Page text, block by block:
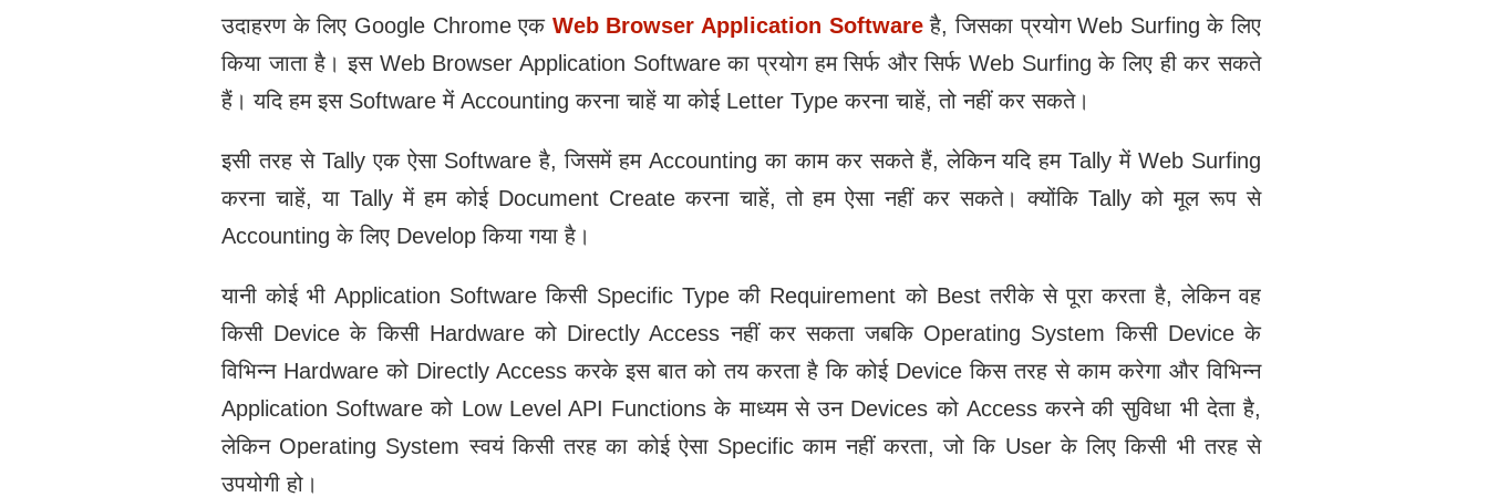
उदाहरण के लिए Google Chrome एक Web Browser Application Softwareहै, जिसका प्रयोग Web Surfing के लिए
किया जाता है। इस Web Browser Application Software का प्रयोग हम सिर्फ और सिर्फ Web Surfing के लिए ही कर सकते
हैं। यदि हम इस Software में Accounting करना चाहें या कोई Letter Type करना चाहें, तो नहीं कर सकते।
इसी तरह से Tally एक ऐसा Software है, जिसमें हम Accounting का काम कर सकते हैं, लेकिन यदि हम Tally में Web Surfing
करना चाहें, या Tally में हम कोई Document Create करना चाहें, तो हम ऐसा नहीं कर सकते। क्योंकि Tally को मूल रूप से
Accounting के लिए Develop किया गया है।
यानी कोई भी Application Software किसी Specific Type की Requirement को Best तरीके से पूरा करता है, लेकिन वह
किसी Device के किसी Hardware को Directly Access नहीं कर सकता जबकि Operating System किसी Device के
विभिन्न Hardware को Directly Access करके इस बात को तय करता है कि कोई Device किस तरह से काम करेगा और विभिन्न
Application Software को Low Level API Functions के माध्‍यम से उन Devices को Access करने की सुविधा भी देता है,
लेकिन Operating System स्वयं किसी तरह का कोई ऐसा Specific काम नहीं करता, जो कि User के लिए किसी भी तरह से
उपयोगी हो।